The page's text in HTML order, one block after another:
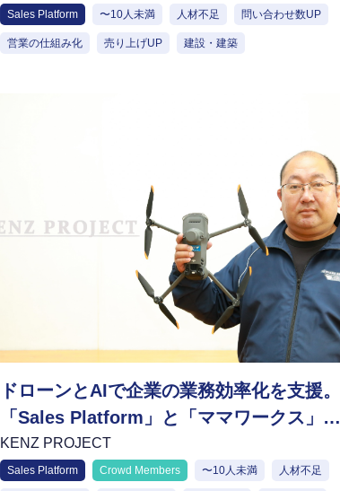
Sales Platform 〜10人未満 人材不足 問い合わせ数UP
営業の仕組み化 売り上げUP 建設・建築
ドローンとAIで企業の業務効率化を支援。
「Sales Platform」と「ママワークス」で
営業・制作の基盤を構築
KENZ PROJECT
Sales Platform Crowd Members 〜10人未満 人材不足